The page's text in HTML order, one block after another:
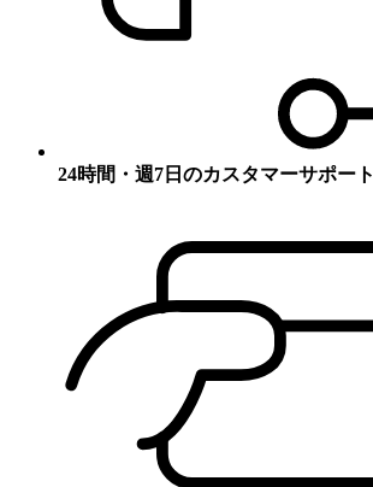
24時間・週7日のカスタマーサポート